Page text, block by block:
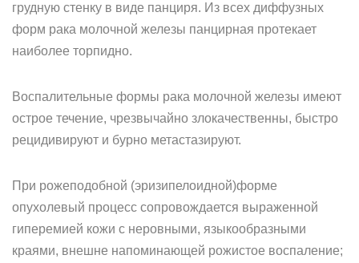
грудную стенку в виде панциря. Из всех диффузных
форм рака молочной железы панцирная протекает
наиболее торпидно.
Воспалительные формы рака молочной железы имеют
острое течение, чрезвычайно злокачественны, быстро
рецидивируют и бурно метастазируют.
При рожеподобной (эризипелоидной)форме
опухолевый процесс сопровождается выраженной
гиперемией кожи с неровными, языкообразными
краями, внешне напоминающей рожистое воспаление;